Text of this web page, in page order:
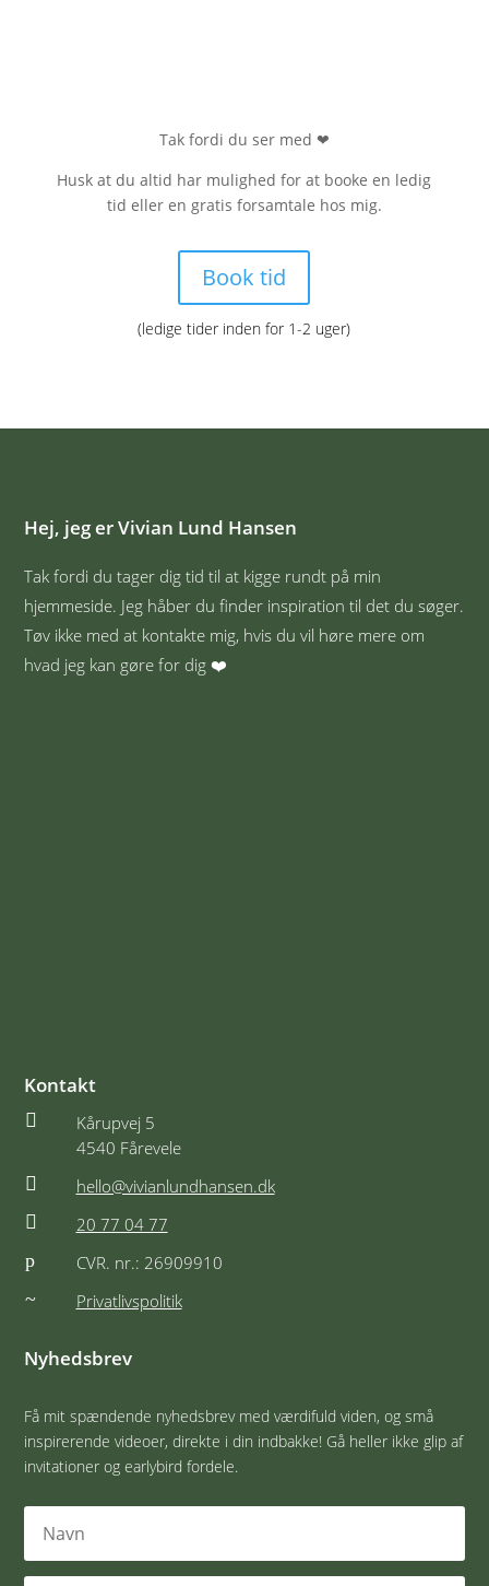
Tak fordi du ser med ❤
Husk at du altid har mulighed for at booke en ledig
tid eller en gratis forsamtale hos mig.
Book tid
(ledige tider inden for 1-2 uger)
Hej, jeg er Vivian Lund Hansen
Tak fordi du tager dig tid til at kigge rundt på min
hjemmeside. Jeg håber du finder inspiration til det du søger.
Tøv ikke med at kontakte mig, hvis du vil høre mere om
hvad jeg kan gøre for dig ❤️
Kontakt

Kårupvej 5
4540 Fårevele

hello@vivianlundhansen.dk

20 77 04 77
p
CVR. nr.: 26909910
~
Privatlivspolitik
Nyhedsbrev
Få mit spændende nyhedsbrev med værdifuld viden, og små
inspirerende videoer, direkte i din indbakke! Gå heller ikke glip af
invitationer og earlybird fordele.